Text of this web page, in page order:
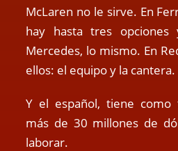
McLaren no le sirve. En
hay hasta tres opciones
Mercedes, lo mismo. En
ellos: el equipo y la cantera.
Y el español, tiene como
más de 30 millones de
laborar.